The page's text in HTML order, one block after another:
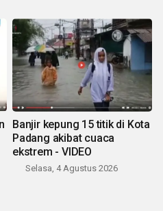
Banjir kepung 15 titik di Kota
Padang akibat cuaca
ekstrem - VIDEO
Selasa, 4 Agustus 2026